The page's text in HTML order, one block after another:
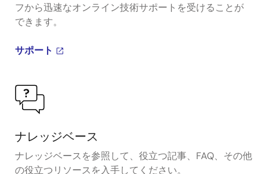
フから迅速なオンライン技術サポートを受けることが
できます。
サポート
ナレッジベース
ナレッジベースを参照して、役立つ記事、FAQ、その他
の役立つリソースを入手してください。